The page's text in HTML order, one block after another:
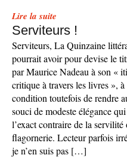
Lire la suite
Serviteurs !
Serviteurs, La Quinzaine
pourrait avoir pour devise le
par Maurice Nadeau à son «
critique à travers les livres », à
condition toutefois de rendre
souci de modeste élégance
l’exact contraire de la servilité
flagornerie. Lecteur parfois
je n’en suis pas […]